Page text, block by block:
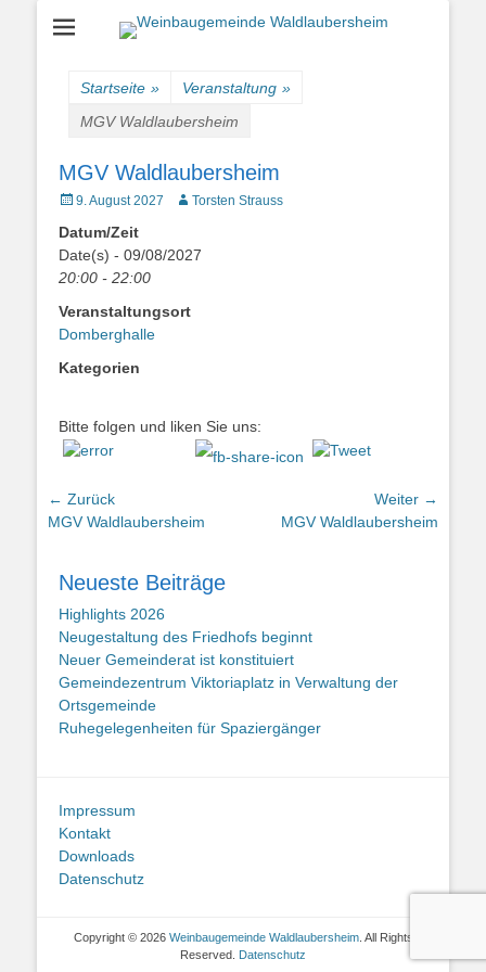
Weinbaugemeinde
Einfach schön leben
Startseite » Veranstaltung »
MGV Waldlaubersheim
MGV Waldlaubersheim
Veröffentlicht
9. August 2027 AutorTorsten Strauss
Datum/Zeit
Date(s) - 09/08/2027
20:00 - 22:00
Veranstaltungsort
Domberghalle
Kategorien
Bitte folgen und liken Sie uns:
Beitragsnavigation
← Zurück
Vorhergehender
MGV Waldlaubersheim
Weiter →
NächsterMGV Waldlaubersheim
Neueste Beiträge
Highlights 2026
Neugestaltung des Friedhofs beginnt
Neuer Gemeinderat ist konstituiert
Gemeindezentrum Viktoriaplatz in Verwaltung der
Ortsgemeinde
Ruhegelegenheiten für Spaziergänger
Impressum
Kontakt
Downloads
Datenschutz
Copyright © 2026 Weinbaugemeinde Waldlaubersheim. All Rights
Reserved. Datenschutz